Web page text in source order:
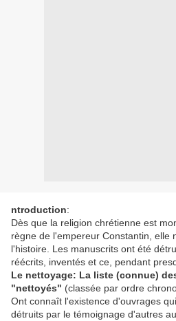
ntroduction:
Dès que la religion chrétienne est
règne de l'empereur Constantin, elle
l'histoire. Les manuscrits ont été
réécrits, inventés et ce, pendant
Le nettoyage: La liste (connue)
"nettoyés" (classée par ordre
Ont connaît l'existence d'ouvrages
détruits par le témoignage d'autres